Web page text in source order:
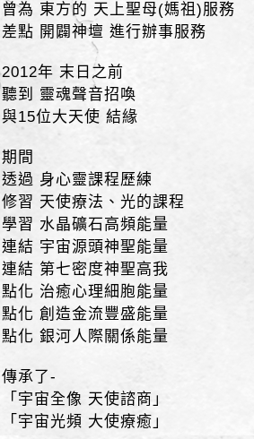
曾為 東方的 天上聖母(媽祖)服務
差點 開闢神壇 進行辦事服務
2012年 末日之前
聽到 靈魂聲音招喚
與15位大天使 結緣
期間
透過 身心靈課程歷練
修習 天使療法、光的課程
學習 水晶礦石高頻能量
連結 宇宙源頭神聖能量
連結 第七密度神聖高我
點化 治癒心理細胞能量
點化 創造金流豐盛能量
點化 銀河人際關係能量
傳承了-
「宇宙全像 天使諮商」
「宇宙光頻 大使療癒」